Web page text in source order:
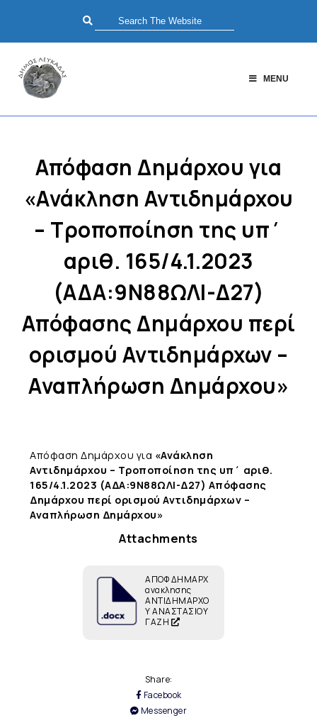
MENU
Απόφαση Δημάρχου για
«Ανάκληση Αντιδημάρχου
– Τροποποίηση της υπ΄
αριθ. 165/4.1.2023
(ΑΔΑ:9Ν88ΩΛΙ-Δ27)
Aπόφασης Δημάρχου περί
ορισμού Αντιδημάρχων –
Αναπλήρωση Δημάρχου»
Απόφαση Δημάρχου για «Ανάκληση
Αντιδημάρχου – Τροποποίηση της υπ΄ αριθ.
165/4.1.2023 (ΑΔΑ:9Ν88ΩΛΙ-Δ27) Aπόφασης
Δημάρχου περί ορισμού Αντιδημάρχων –
Αναπλήρωση Δημάρχου»
Attachments
ΑΠΟΦ ΔΗΜΑΡΧ
ανακλησης
ΑΝΤΙΔΗΜΑΡΧΟ
Υ ΑΝΑΣΤΑΣΙΟΥ
ΓΑΖΗ
Share:
Facebook
Messenger